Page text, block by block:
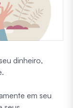
dinheiro,
em seu